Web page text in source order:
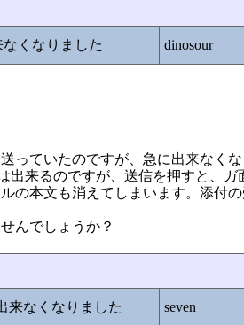
くなりました dinosour
っていたのですが、急に出来なく
出来るのですが、送信を押すと、ガ
の本文も消えてしまいます。添付
んでしょうか？
来なくなりました seven